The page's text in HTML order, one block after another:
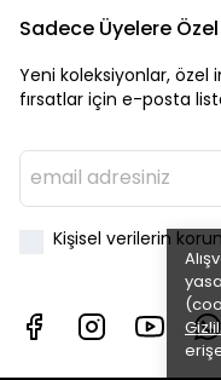
Sadece Üyelere Özel
Yeni koleksiyonlar,
fırsatlar için e-posta
Kişisel verilerin